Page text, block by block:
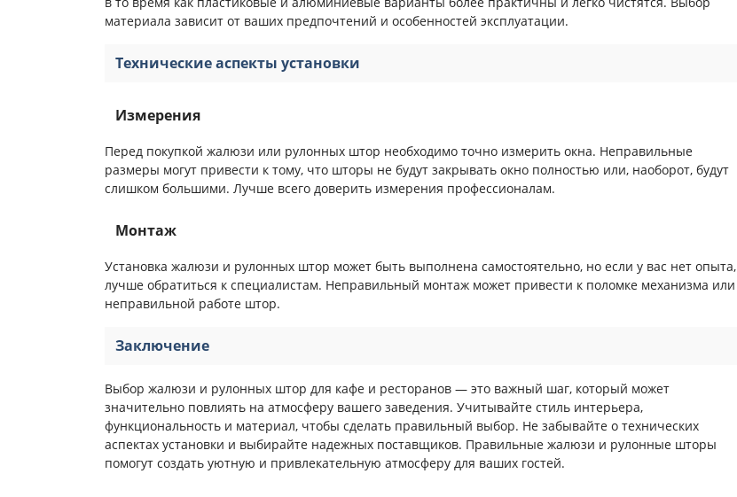
материала зависит от ваших предпочтений и особенностей эксплуатации.
Технические аспекты установки
Измерения
Перед покупкой жалюзи или рулонных штор необходимо точно измерить окна. Неправильные
размеры могут привести к тому, что шторы не будут закрывать окно полностью или, наоборот, будут
слишком большими. Лучше всего доверить измерения профессионалам.
Монтаж
Установка жалюзи и рулонных штор может быть выполнена самостоятельно, но если у вас нет опыта,
лучше обратиться к специалистам. Неправильный монтаж может привести к поломке механизма или
неправильной работе штор.
Заключение
Выбор жалюзи и рулонных штор для кафе и ресторанов — это важный шаг, который может
значительно повлиять на атмосферу вашего заведения. Учитывайте стиль интерьера,
функциональность и материал, чтобы сделать правильный выбор. Не забывайте о технических
аспектах установки и выбирайте надежных поставщиков. Правильные жалюзи и рулонные шторы
помогут создать уютную и привлекательную атмосферу для ваших гостей.